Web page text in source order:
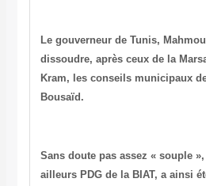
Le gouverneur de Tunis,
dissoudre, après ceux de la
Kram, les conseils municipaux
Bousaïd.
Sans doute pas assez « souple
ailleurs PDG de la BIAT, a ainsi